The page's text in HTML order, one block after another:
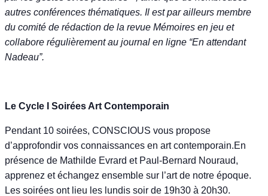
autres conférences thématiques. Il est par ailleurs membre
du comité de rédaction de la revue Mémoires en jeu et
collabore régulièrement au journal en ligne “En attendant
Nadeau”.
Le Cycle I Soirées Art Contemporain
Pendant 10 soirées, CONSCIOUS vous propose
d’approfondir vos connaissances en art contemporain.En
présence de Mathilde Evrard et Paul-Bernard Nouraud,
apprenez et échangez ensemble sur l’art de notre époque.
Les soirées ont lieu les lundis soir de 19h30 à 20h30.